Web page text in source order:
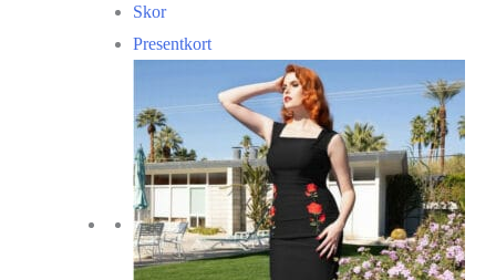
Skor
Presentkort